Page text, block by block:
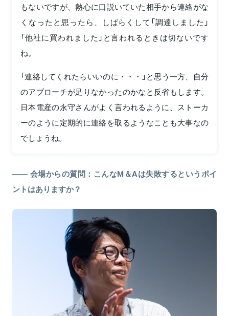
もないですが、熱心に口説いていた相手から連絡がな
くなったと思ったら、しばらくして「調達しました」
「他社に買われました」と言われるときは切ないです
ね。
「連絡してくれたらいいのに・・・」と思う一方、自分
のアプローチが足りなかったのかなと反省もします。
日本電産の永守さんがよく言われるように、ストーカ
ーのように定期的に連絡を取るようなことも大事なの
でしょうね。
会場からの質問：こんなM＆Aは失敗するというポイ
ントはありますか？